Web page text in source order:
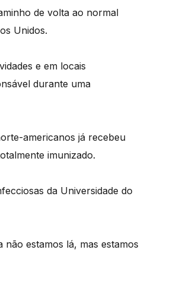
de volta ao normal
Unidos.
e em locais
durante uma
americanos já recebeu
imunizado.
da Universidade do
não estamos lá, mas estamos